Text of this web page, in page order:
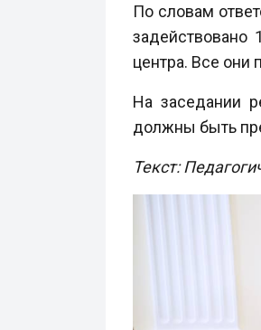
По словам
задействовано
центра. Все они
На заседании
должны быть
Текст: